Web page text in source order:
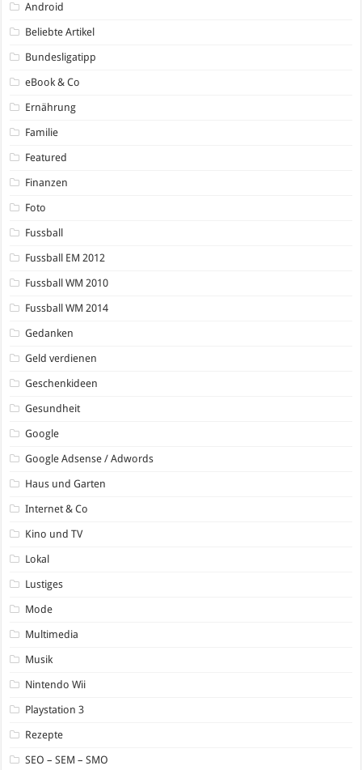
Android
Beliebte Artikel
Bundesligatipp
eBook & Co
Ernährung
Familie
Featured
Finanzen
Foto
Fussball
Fussball EM 2012
Fussball WM 2010
Fussball WM 2014
Gedanken
Geld verdienen
Geschenkideen
Gesundheit
Google
Google Adsense / Adwords
Haus und Garten
Internet & Co
Kino und TV
Lokal
Lustiges
Mode
Multimedia
Musik
Nintendo Wii
Playstation 3
Rezepte
SEO – SEM – SMO